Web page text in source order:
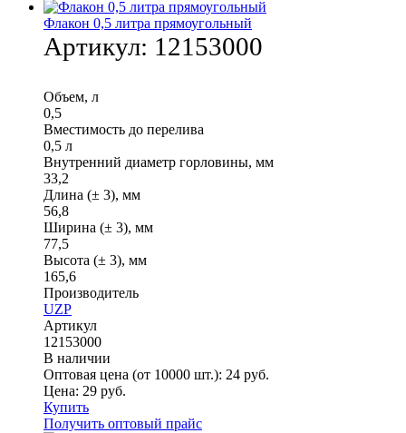
Флакон 0,5 литра прямоугольный
Артикул: 12153000
Объем, л
0,5
Вместимость до перелива
0,5 л
Внутренний диаметр горловины, мм
33,2
Длина (± 3), мм
56,8
Ширина (± 3), мм
77,5
Высота (± 3), мм
165,6
Производитель
UZP
Артикул
12153000
В наличии
Оптовая цена (от 10000 шт.): 24 руб.
Цена: 29 руб.
Купить
Получить оптовый прайс